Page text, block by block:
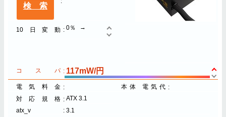
検索
10日変動 0％
コスパ 117mW/円
電気料金
本体 電気代
対応規格
ATX 3.1
atx_v
3.1